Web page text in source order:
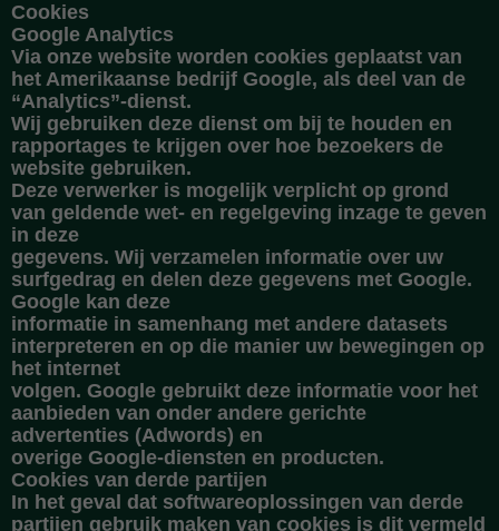
Cookies
Google Analytics
Via onze website worden cookies geplaatst van
het Amerikaanse bedrijf Google, als deel van de
“Analytics”-dienst.
Wij gebruiken deze dienst om bij te houden en
rapportages te krijgen over hoe bezoekers de
website gebruiken.
Deze verwerker is mogelijk verplicht op grond
van geldende wet- en regelgeving inzage te geven
in deze
gegevens. Wij verzamelen informatie over uw
surfgedrag en delen deze gegevens met Google.
Google kan deze
informatie in samenhang met andere datasets
interpreteren en op die manier uw bewegingen op
het internet
volgen. Google gebruikt deze informatie voor het
aanbieden van onder andere gerichte
advertenties (Adwords) en
overige Google-diensten en producten.
Cookies van derde partijen
In het geval dat softwareoplossingen van derde
partijen gebruik maken van cookies is dit vermeld